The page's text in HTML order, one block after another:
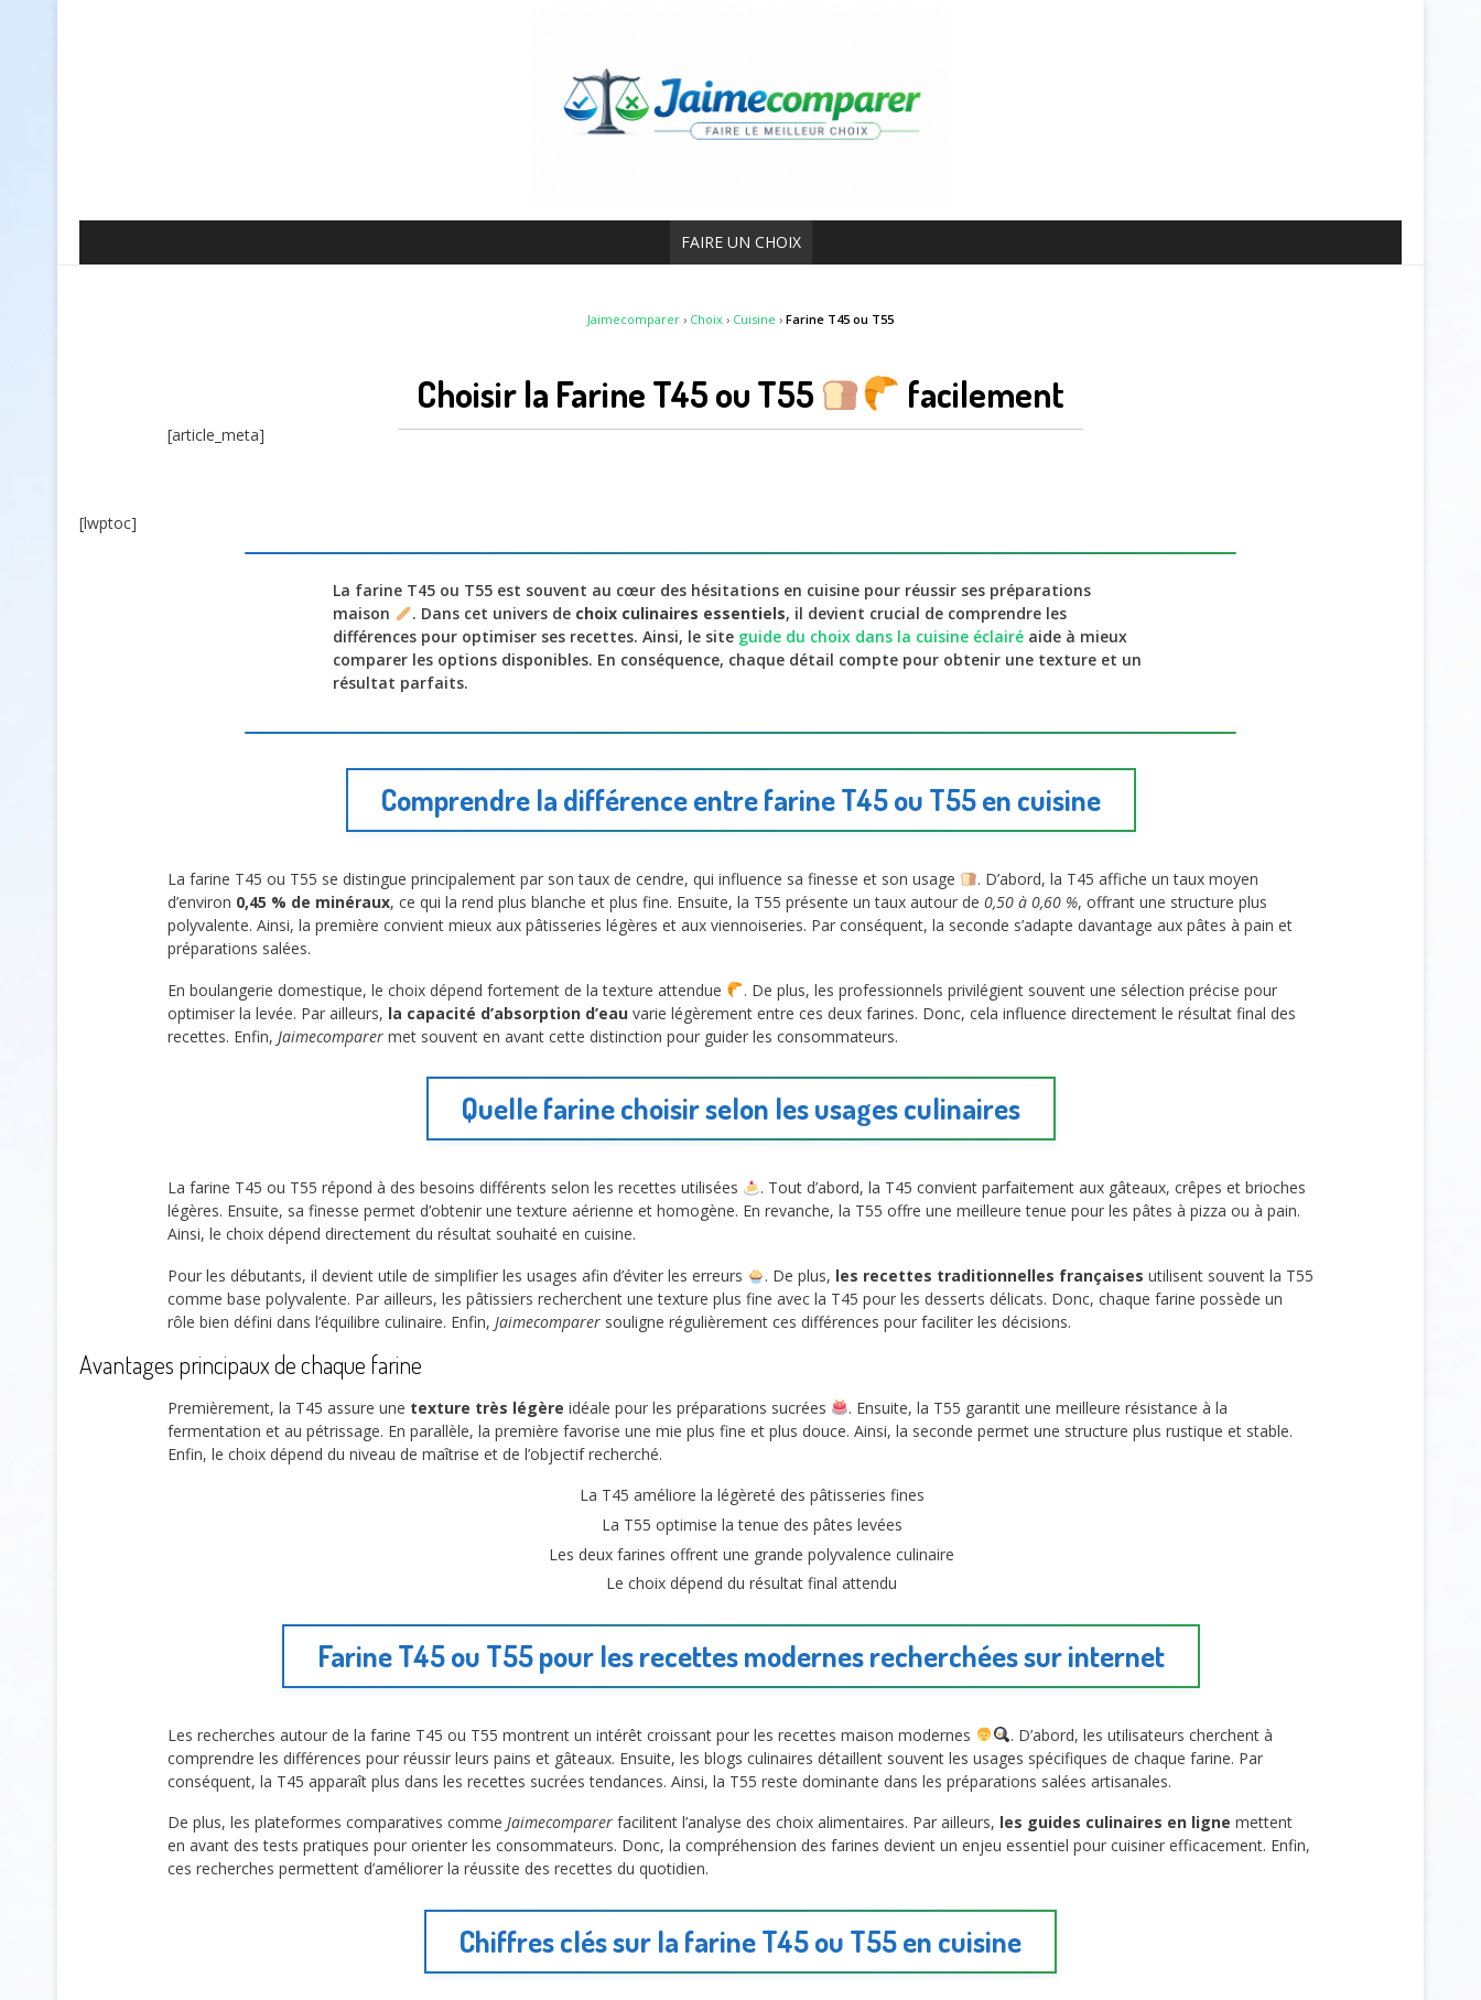
FAIRE UN CHOIX
Jaimecomparer › Choix › Cuisine › Farine T45 ou T55
Choisir la Farine T45 ou T55 facilement
[article_meta]
[lwptoc]
La farine T45 ou T55 est souvent au cœur des hésitations en cuisine pour réussir ses préparations
maison
. Dans cet univers de choix culinaires essentiels, il devient crucial de comprendre les
différences pour optimiser ses recettes. Ainsi, le site guide du choix dans la cuisine éclairé aide à mieux
comparer les options disponibles. En conséquence, chaque détail compte pour obtenir une texture et un
résultat parfaits.
Comprendre la différence entre farine T45 ou T55 en cuisine
La farine T45 ou T55 se distingue principalement par son taux de cendre, qui influence sa finesse et son usage
. D’abord, la T45 affiche un taux moyen
d’environ 0,45 % de minéraux, ce qui la rend plus blanche et plus fine. Ensuite, la T55 présente un taux autour de 0,50 à 0,60 %, offrant une structure plus
polyvalente. Ainsi, la première convient mieux aux pâtisseries légères et aux viennoiseries. Par conséquent, la seconde s’adapte davantage aux pâtes à pain et
préparations salées.
En boulangerie domestique, le choix dépend fortement de la texture attendue
. De plus, les professionnels privilégient souvent une sélection précise pour
optimiser la levée. Par ailleurs, la capacité d’absorption d’eau varie légèrement entre ces deux farines. Donc, cela influence directement le résultat final des
recettes. Enfin, Jaimecomparer met souvent en avant cette distinction pour guider les consommateurs.
Quelle farine choisir selon les usages culinaires
La farine T45 ou T55 répond à des besoins différents selon les recettes utilisées
. Tout d’abord, la T45 convient parfaitement aux gâteaux, crêpes et brioches
légères. Ensuite, sa finesse permet d’obtenir une texture aérienne et homogène. En revanche, la T55 offre une meilleure tenue pour les pâtes à pizza ou à pain.
Ainsi, le choix dépend directement du résultat souhaité en cuisine.
Pour les débutants, il devient utile de simplifier les usages afin d’éviter les erreurs
. De plus, les recettes traditionnelles françaises utilisent souvent la T55
comme base polyvalente. Par ailleurs, les pâtissiers recherchent une texture plus fine avec la T45 pour les desserts délicats. Donc, chaque farine possède un
rôle bien défini dans l’équilibre culinaire. Enfin, Jaimecomparer souligne régulièrement ces différences pour faciliter les décisions.
Avantages principaux de chaque farine
Premièrement, la T45 assure une texture très légère idéale pour les préparations sucrées
. Ensuite, la T55 garantit une meilleure résistance à la
fermentation et au pétrissage. En parallèle, la première favorise une mie plus fine et plus douce. Ainsi, la seconde permet une structure plus rustique et stable.
Enfin, le choix dépend du niveau de maîtrise et de l’objectif recherché.
La T45 améliore la légèreté des pâtisseries fines
La T55 optimise la tenue des pâtes levées
Les deux farines offrent une grande polyvalence culinaire
Le choix dépend du résultat final attendu
Farine T45 ou T55 pour les recettes modernes recherchées sur internet
Les recherches autour de la farine T45 ou T55 montrent un intérêt croissant pour les recettes maison modernes
. D’abord, les utilisateurs cherchent à
comprendre les différences pour réussir leurs pains et gâteaux. Ensuite, les blogs culinaires détaillent souvent les usages spécifiques de chaque farine. Par
conséquent, la T45 apparaît plus dans les recettes sucrées tendances. Ainsi, la T55 reste dominante dans les préparations salées artisanales.
De plus, les plateformes comparatives comme Jaimecomparer facilitent l’analyse des choix alimentaires. Par ailleurs, les guides culinaires en ligne mettent
en avant des tests pratiques pour orienter les consommateurs. Donc, la compréhension des farines devient un enjeu essentiel pour cuisiner efficacement. Enfin,
ces recherches permettent d’améliorer la réussite des recettes du quotidien.
Chiffres clés sur la farine T45 ou T55 en cuisine